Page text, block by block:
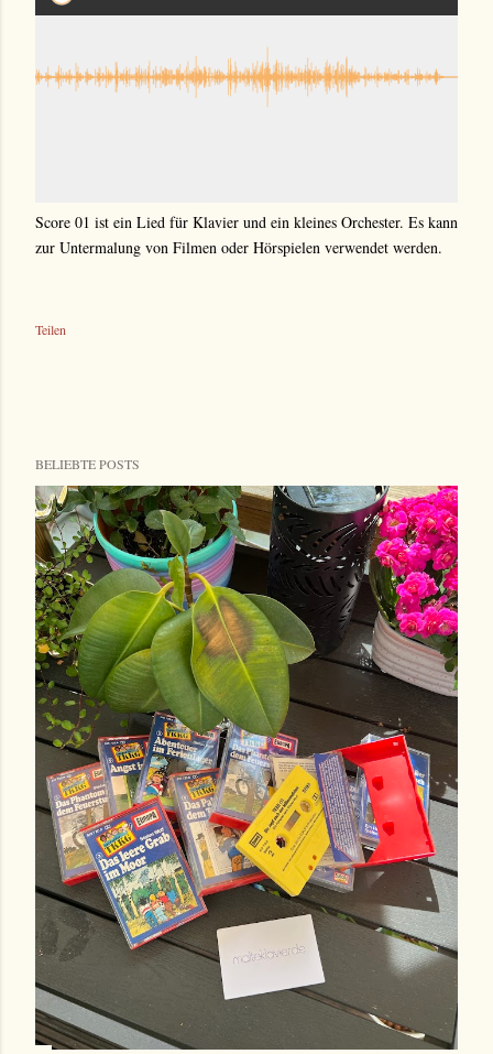
Score 01 ist ein Lied für Klavier und ein kleines Orchester. Es kann
zur Untermalung von Filmen oder Hörspielen verwendet werden.
Teilen
BELIEBTE POSTS